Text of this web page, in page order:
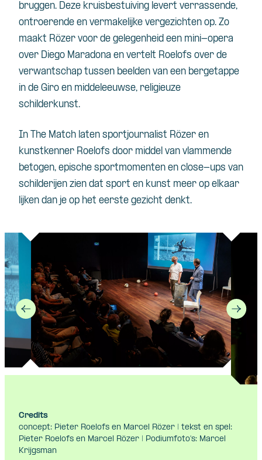
bruggen. Deze kruisbestuiving levert verrassende,
ontroerende en vermakelijke vergezichten op. Zo
maakt Rözer voor de gelegenheid een mini-opera
over Diego Maradona en vertelt Roelofs over de
verwantschap tussen beelden van een bergetappe
in de Giro en middeleeuwse, religieuze
schilderkunst.
In The Match laten sportjournalist Rözer en
kunstkenner Roelofs door middel van vlammende
betogen, epische sportmomenten en close-ups van
schilderijen zien dat sport en kunst meer op elkaar
lijken dan je op het eerste gezicht denkt.
Credits
concept: Pieter Roelofs en Marcel Rözer | tekst en spel:
Pieter Roelofs en Marcel Rözer | Podiumfoto's: Marcel
Krijgsman